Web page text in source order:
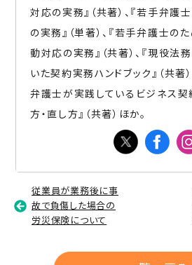
対応の実務』（共著）、『若手弁護
の実務』（単著）、『若手弁護士
動対応の実務』（共著）、『現役
いた契約実務ハンドブック』（共著
弁護士が実践しているビジネス契
方・直し方』（共著）ほか。
従業員が業務後に事
故で負傷した場合の
労災保険について